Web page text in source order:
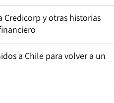
Credicorp y otras historias
a Chile para volver a un